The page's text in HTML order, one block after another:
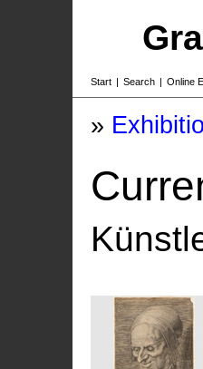
Start | Search | Online
»